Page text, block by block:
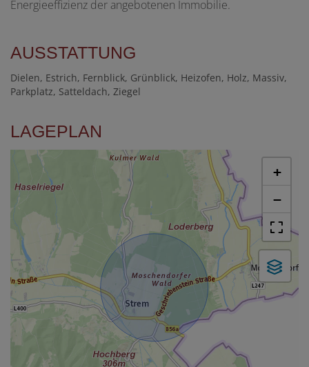
Energieeffizienz der angebotenen Immobilie.
AUSSTATTUNG
Dielen Estrich Fernblick Grünblick Heizofen Holz Massiv
Parkplatz Satteldach Ziegel
LAGEPLAN
+
−